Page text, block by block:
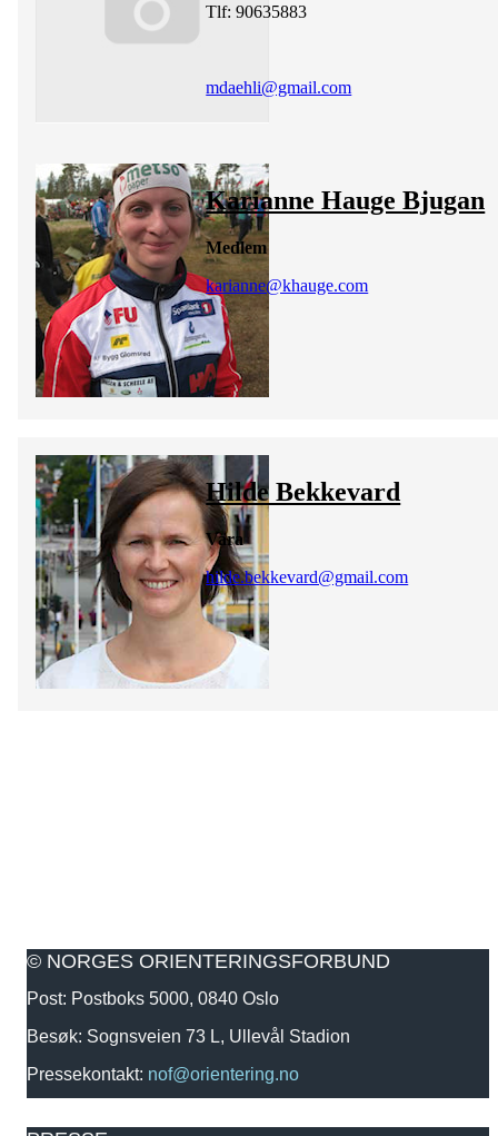
Tlf: 90635883
mdaehli@gmail.com
Karianne Hauge Bjugan
Medlem
karianne@khauge.com
Hilde Bekkevard
Vara
hilde.bekkevard@gmail.com
© NORGES ORIENTERINGSFORBUND
Post: Postboks 5000, 0840 Oslo
Besøk: Sognsveien 73 L, Ullevål Stadion
Pressekontakt: nof@orientering.no